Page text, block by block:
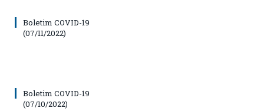
Boletim COVID-19
(07/11/2022)
Boletim COVID-19
(07/10/2022)